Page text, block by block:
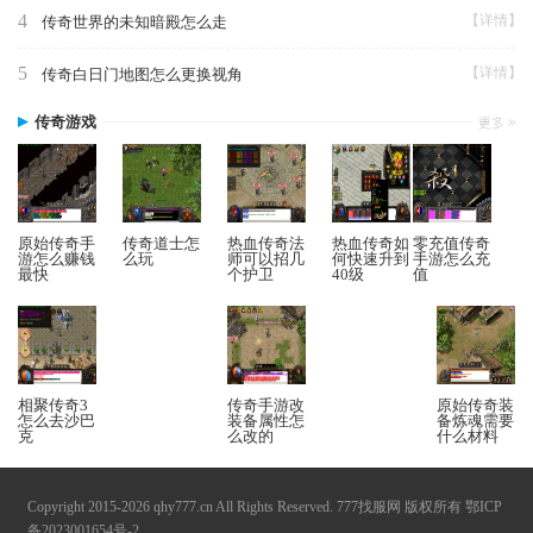
4 传奇世界的未知暗殿怎么走 【详情】
5 传奇白日门地图怎么更换视角 【详情】
传奇游戏
原始传奇手
游怎么赚钱
最快
传奇道士怎
么玩
热血传奇法
师可以招几
个护卫
热血传奇如
何快速升到
40级
零充值传奇
手游怎么充
值
相聚传奇3
怎么去沙巴
克
传奇手游改
装备属性怎
么改的
原始传奇装
备炼魂需要
什么材料
Copyright 2015-2026 qhy777.cn All Rights Reserved. 777找服网 版权所有 鄂ICP